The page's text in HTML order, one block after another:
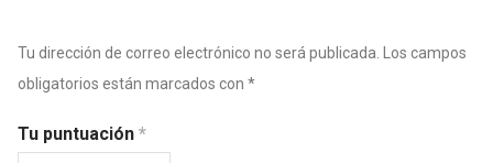
Tu dirección de correo electrónico no será publicada.
Los campos
obligatorios están marcados con *
Tu puntuación *